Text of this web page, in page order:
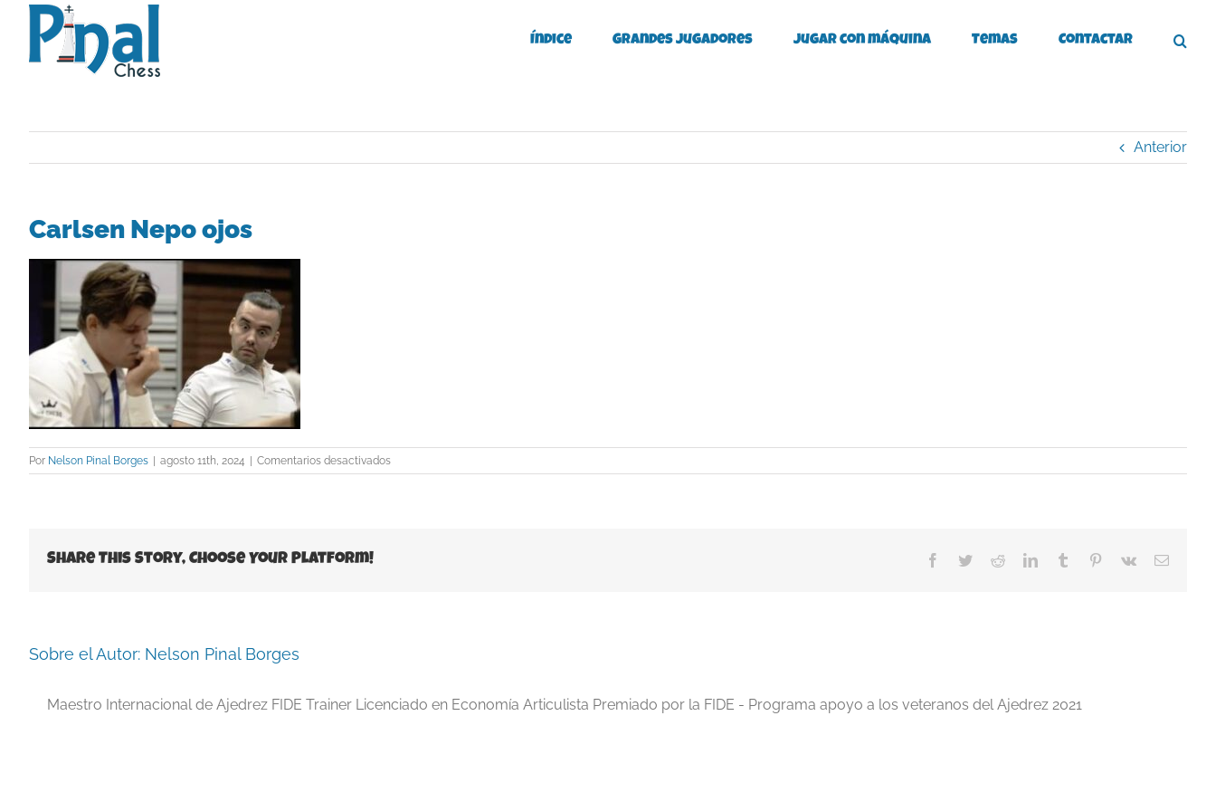
Saltar
contenido
Índice Grandes Jugadores Jugar con máquina Temas Contactar
Anterior
Carlsen Nepo ojos
Por Nelson Pinal Borges | agosto 11th, 2024 | Comentarios desactivadosen
Carlsen
Share This Story, Choose Your Platform! Facebook
TwitterRedditLinkedInTumblr Pinterest
Vk
Correo
Sobre el Autor: Nelson Pinal Borges
Maestro Internacional de Ajedrez FIDE Trainer Licenciado en Economía Articulista Premiado por la FIDE - Programa apoyo a los veteranos del Ajedrez 2021